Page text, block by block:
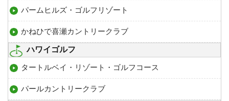
パームヒルズ・ゴルフリゾート
かねひで喜瀬カントリークラブ
ハワイゴルフ
タートルベイ・リゾート・ゴルフコース
パールカントリークラブ